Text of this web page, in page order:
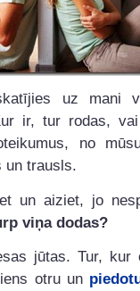
uz mani
ir, tur rodas,
no
un trausls.
un aiziet, jo
viņa dodas?
jūtas. Tur, kur
otru un